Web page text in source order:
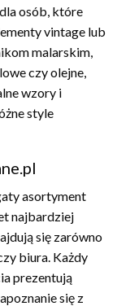
osób, które
vintage lub
malarskim,
czy olejne,
wzory i
style
asortyment
najbardziej
się zarówno
biura. Każdy
prezentują
się z